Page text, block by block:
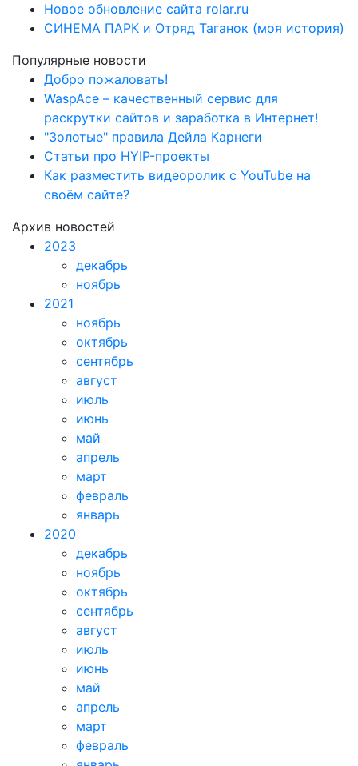
Новое обновление сайта rolar.ru
СИНЕМА ПАРК и Отряд Таганок (моя история)
Популярные новости
Добро пожаловать!
WaspAce – качественный сервис для
раскрутки сайтов и заработка в Интернет!
"Золотые" правила Дейла Карнеги
Статьи про HYIP-проекты
Как разместить видеоролик с YouTube на
своём сайте?
Архив новостей
2023
декабрь
ноябрь
2021
ноябрь
октябрь
сентябрь
август
июль
июнь
май
апрель
март
февраль
январь
2020
декабрь
ноябрь
октябрь
сентябрь
август
июль
июнь
май
апрель
март
февраль